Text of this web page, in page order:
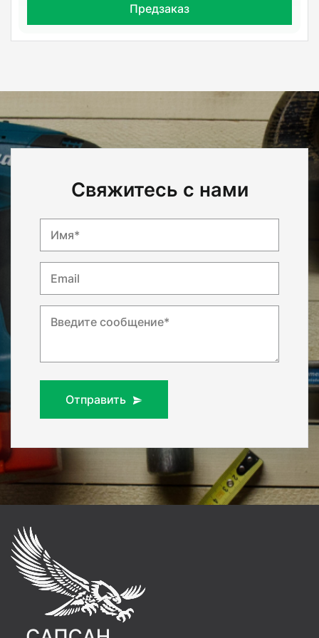
Предзаказ
Свяжитесь с нами
Имя*
Email
Введите сообщение*
Отправить